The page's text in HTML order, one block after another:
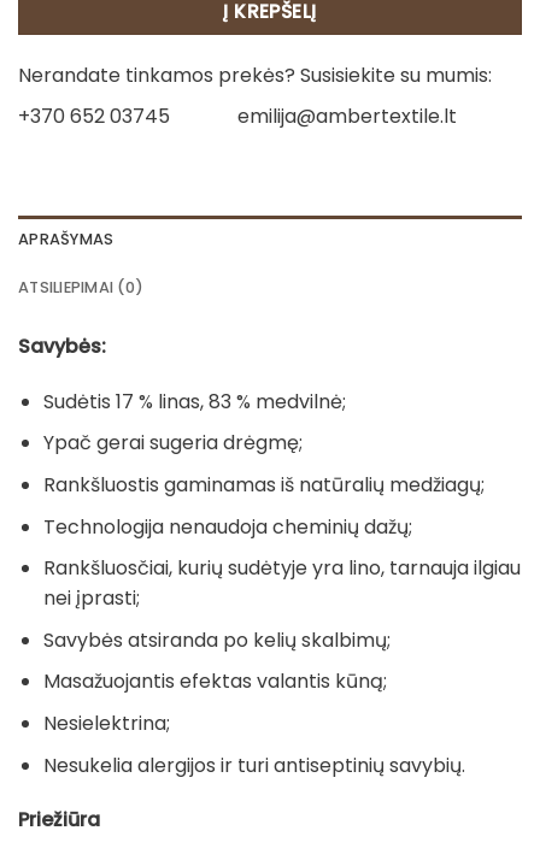
Į KREPŠELĮ
Nerandate tinkamos prekės? Susisiekite su mumis:
+370 652 03745
emilija@ambertextile.lt
APRAŠYMAS
ATSILIEPIMAI (0)
Savybės:
Sudėtis 17 % linas, 83 % medvilnė;
Ypač gerai sugeria drėgmę;
Rankšluostis gaminamas iš natūralių medžiagų;
Technologija nenaudoja cheminių dažų;
Rankšluosčiai, kurių sudėtyje yra lino, tarnauja ilgiau
nei įprasti;
Savybės atsiranda po kelių skalbimų;
Masažuojantis efektas valantis kūną;
Nesielektrina;
Nesukelia alergijos ir turi antiseptinių savybių.
Priežiūra